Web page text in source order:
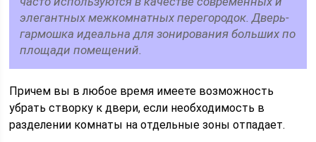
элегантных межкомнатных перегородок. Дверь-
гармошка идеальна для зонирования больших по
площади помещений.
Причем вы в любое время имеете возможность
убрать створку к двери, если необходимость в
разделении комнаты на отдельные зоны отпадает.